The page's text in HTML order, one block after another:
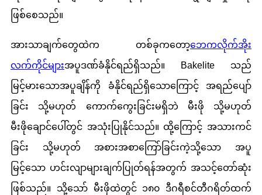
ဖြစ်စေသည်။
အားသာချက်တွေထဲက တစ်ခုကတော့ဘေကလိုက်အိုး
လက်ကိုင်များအပူဒဏ်ခံနိုင်ရည်ရှိသည်။ Bakelite သည်
မြင့်မားသောအပူချိန်ကို ခံနိုင်ရည်ရှိသောကြောင့် အရည်ပျော်
ခြင်း သို့မဟုတ် ကောက်ကွေးခြင်းမရှိဘဲ မီးဖို သို့မဟုတ်
မီးဖိုချောင်ပေါ်တွင် အသုံးပြုနိုင်သည်။ ထို့ကြောင့် အသားကင်
ခြင်း သို့မဟုတ် အစားအစာကြော်ခြင်းကဲ့သို့သော အပူ
မြင့်သော ဟင်းလျာများချက်ပြုတ်ရန်အတွက် အသင့်တော်ဆုံး
ဖြစ်သည်။ သို့သော် မီးဖိုထဲတွင် ၁၈၀ ဒီဂရီစင်တီဂရိတ်ထက်